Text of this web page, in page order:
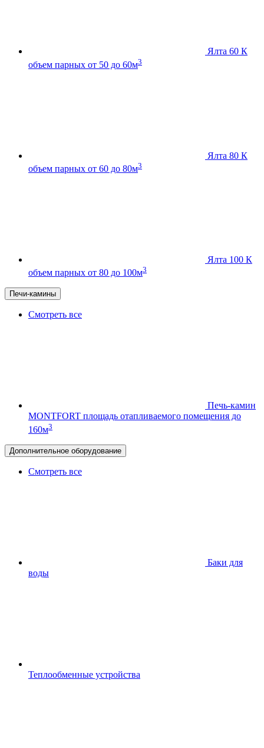
Ялта 60 К
объем парных от 50 до 60м3
Ялта 80 К
объем парных от 60 до 80м3
Ялта 100 К
объем парных от 80 до 100м3
Печи-камины
Смотреть все
Печь-камин
MONTFORT площадь отапливаемого помещения до
160м3
Дополнительное оборудование
Смотреть все
Баки для
воды
Теплообменные устройства